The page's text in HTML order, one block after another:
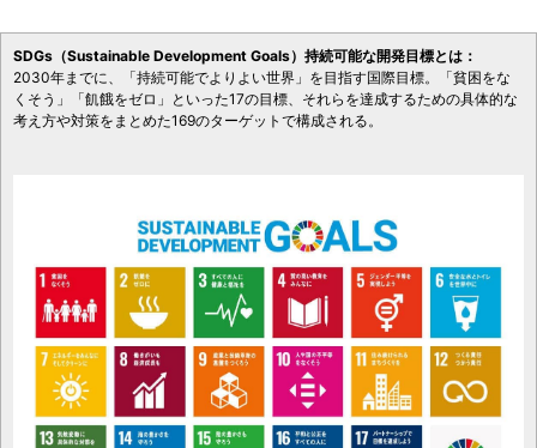
SDGs（Sustainable Development Goals）持続可能な開発目標とは：
2030年までに、「持続可能でよりよい世界」を目指す国際目標。「貧困をな
くそう」「飢餓をゼロ」といった17の目標、それらを達成するための具体的な
考え方や対策をまとめた169のターゲットで構成される。